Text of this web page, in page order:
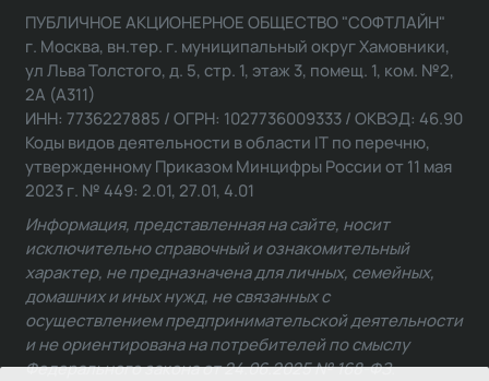
ПУБЛИЧНОЕ АКЦИОНЕРНОЕ ОБЩЕСТВО "СОФТЛАЙН"
г. Москва, вн.тер. г. муниципальный округ Хамовники,
ул Льва Толстого, д. 5, стр. 1, этаж 3, помещ. 1, ком. №2,
2А (А311)
ИНН: 7736227885 / ОГРН: 1027736009333 / ОКВЭД: 46.90
Коды видов деятельности в области IT по перечню,
утвержденному Приказом Минцифры России от 11 мая
2023 г. № 449: 2.01, 27.01, 4.01
Информация, представленная на сайте, носит
исключительно справочный и ознакомительный
характер, не предназначена для личных, семейных,
домашних и иных нужд, не связанных с
осуществлением предпринимательской деятельности
и не ориентирована на потребителей по смыслу
Федерального закона от 24.06.2025 № 168-ФЗ.